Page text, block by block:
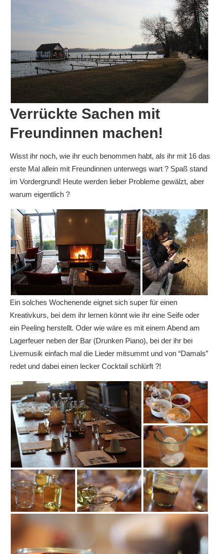
Verrückte Sachen mit
Freundinnen machen!
Wisst ihr noch, wie ihr euch benommen habt, als ihr mit 16 das
erste Mal allein mit Freundinnen unterwegs wart ? Spaß stand
im Vordergrund! Heute werden lieber Probleme gewälzt, aber
warum eigentlich ?
Ein solches Wochenende eignet sich super für einen
Kreativkurs, bei dem ihr lernen könnt wie ihr eine Seife oder
ein Peeling herstellt. Oder wie wäre es mit einem Abend am
Lagerfeuer neben der Bar (Drunken Piano), bei der ihr bei
Livemusik einfach mal die Lieder mitsummt und von “Damals”
redet und dabei einen lecker Cocktail schlürft ?!